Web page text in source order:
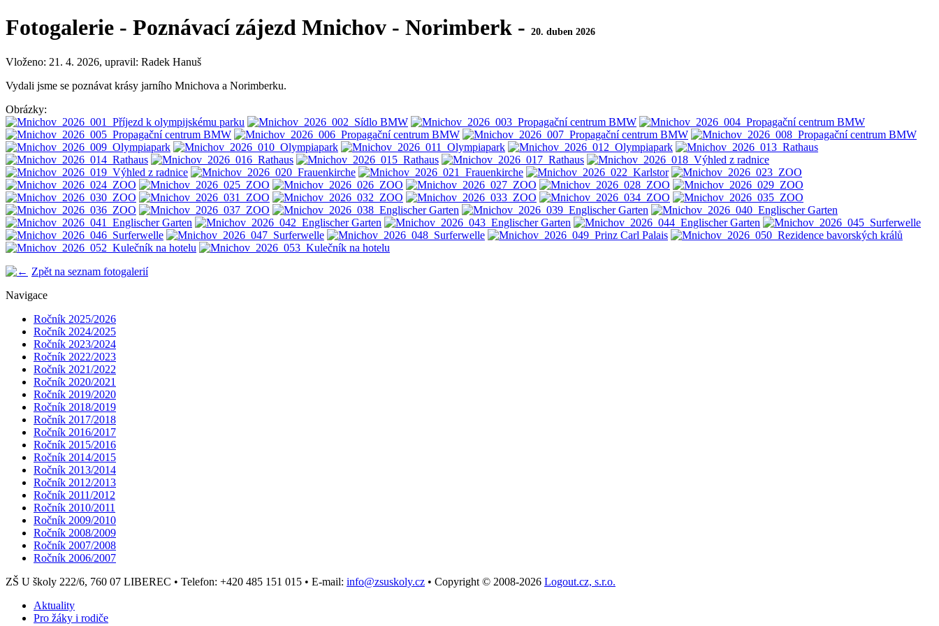
Fotogalerie - Poznávací zájezd Mnichov - Norimberk - 20. duben 2026
Vloženo: 21. 4. 2026, upravil: Radek Hanuš
Vydali jsme se poznávat krásy jarního Mnichova a Norimberku.
Obrázky:
Zpět na seznam fotogalerií
Navigace
Ročník 2025/2026
Ročník 2024/2025
Ročník 2023/2024
Ročník 2022/2023
Ročník 2021/2022
Ročník 2020/2021
Ročník 2019/2020
Ročník 2018/2019
Ročník 2017/2018
Ročník 2016/2017
Ročník 2015/2016
Ročník 2014/2015
Ročník 2013/2014
Ročník 2012/2013
Ročník 2011/2012
Ročník 2010/2011
Ročník 2009/2010
Ročník 2008/2009
Ročník 2007/2008
Ročník 2006/2007
ZŠ U školy 222/6, 760 07 LIBEREC • Telefon: +420 485 151 015 • E-mail: info@zsuskoly.cz • Copyright © 2008-2026 Logout.cz, s.r.o.
Aktuality
Pro žáky i rodiče